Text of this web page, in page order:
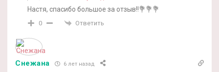
Настя, спасибо большое за отзыв!!💐💐💐
0 Ответить
Снежана 6 лет назад